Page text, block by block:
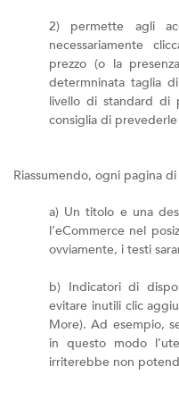
2) permette agli
necessariamente
prezzo (o la
determninata taglia
livello di standard di
consiglia di
Riassumendo, ogni pagina
a) Un titolo e una
l’eCommerce nel
ovviamente, i testi
b) Indicatori di
evitare inutili clic
More). Ad esempio,
in questo modo
irriterebbe non